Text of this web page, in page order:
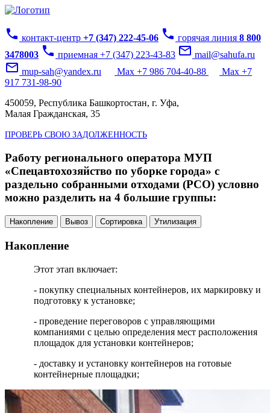
phone контакт-центр +7 (347) 222-45-06 phone горячая линия 8 800
3478003 phone приемная +7 (347) 223-43-83 mail_outline mail@sahufa.ru
mail_outline mup-sah@yandex.ru Max +7 986 704-40-88
Max +7
917 731-98-90
450059, Республика Башкортостан, г. Уфа,
Малая Гражданская, 35
ПРОВЕРЬ СВОЮ ЗАДОЛЖЕННОСТЬ
Работу регионального оператора МУП
«Спецавтохозяйство по уборке города» с
раздельно собранными отходами (РСО) условно
можно разделить на 4 большие группы:
Накопление Вывоз Сортировка Утилизация
Накопление
Этот этап включает:
- покупку специальных контейнеров, их маркировку и
подготовку к установке;
- проведение переговоров с управляющими
компаниями с целью определения мест расположения
площадок для установки контейнеров;
- доставку и установку контейнеров на готовые
контейнерные площадки;